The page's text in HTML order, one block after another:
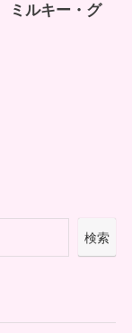
ミルキー・グ
検索